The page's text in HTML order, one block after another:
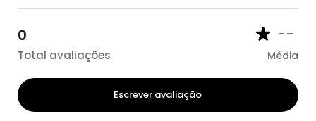
0
Total avaliações
--
Média
Escrever avaliação